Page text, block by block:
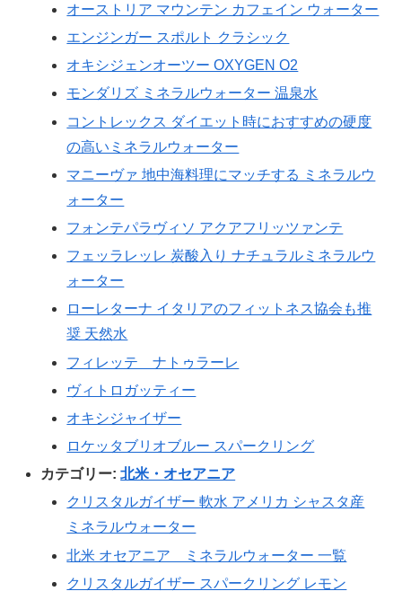
オーストリア マウンテン カフェイン ウォーター
エンジンガー スポルト クラシック
オキシジェンオーツー OXYGEN O2
モンダリズ ミネラルウォーター 温泉水
コントレックス ダイエット時におすすめの硬度
の高いミネラルウォーター
マニーヴァ 地中海料理にマッチする ミネラルウ
ォーター
フォンテパラヴィソ アクアフリッツァンテ
フェッラレッレ 炭酸入り ナチュラルミネラルウ
ォーター
ローレターナ イタリアのフィットネス協会も推
奨 天然水
フィレッテ ナトゥラーレ
ヴィトロガッティー
オキシジャイザー
ロケッタブリオブルー スパークリング
カテゴリー:北米・オセアニア
クリスタルガイザー 軟水 アメリカ シャスタ産
ミネラルウォーター
北米 オセアニア ミネラルウォーター 一覧
クリスタルガイザー スパークリング レモン